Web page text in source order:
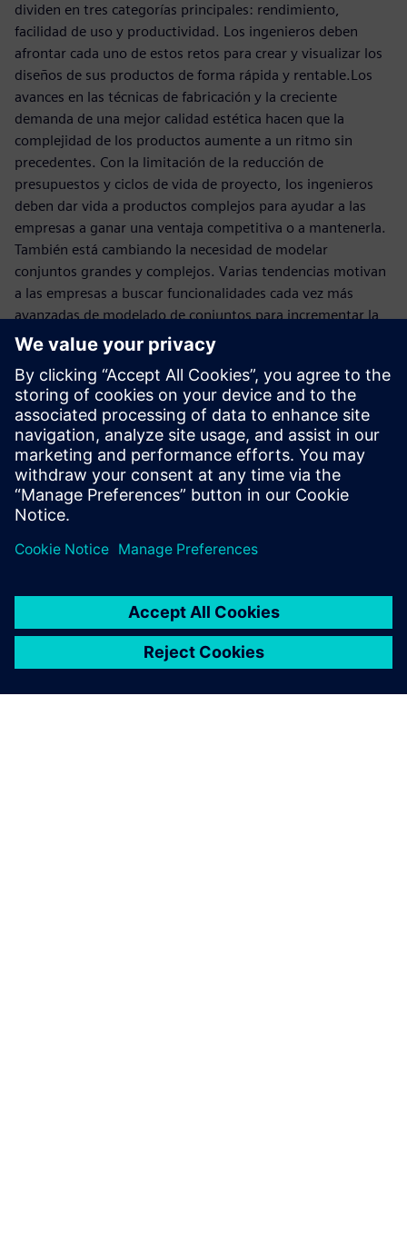
dividen en tres categorías principales: rendimiento,
facilidad de uso y productividad. Los ingenieros deben
afrontar cada uno de estos retos para crear y visualizar los
diseños de sus productos de forma rápida y rentable.Los
avances en las técnicas de fabricación y la creciente
demanda de una mejor calidad estética hacen que la
complejidad de los productos aumente a un ritmo sin
precedentes. Con la limitación de la reducción de
presupuestos y ciclos de vida de proyecto, los ingenieros
deben dar vida a productos complejos para ayudar a las
empresas a ganar una ventaja competitiva o a mantenerla.
También está cambiando la necesidad de modelar
conjuntos grandes y complejos. Varias tendencias motivan
a las empresas a buscar funcionalidades cada vez más
avanzadas de modelado de conjuntos para incrementar la
productividad, reducir los costes y acelerar el tiempo de
comercialización.En este e-book, examinamos las
tendencias en diferentes industrias que impulsan a las
empresas a buscar funcionalidades cada vez más avanzadas
de modelado de conjuntos, los principales retos del
modelado de conjuntos complejos y cómo afrontar esos
retos con tecnología y herramientas modernas.
Compartir